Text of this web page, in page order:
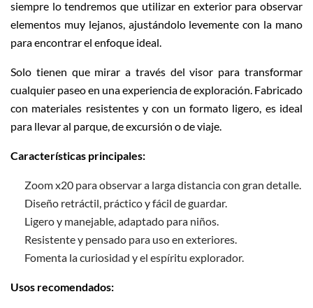
siempre lo tendremos que utilizar en exterior para observar
elementos muy lejanos, ajustándolo levemente con la mano
para encontrar el enfoque ideal.
Solo tienen que mirar a través del visor para transformar
cualquier paseo en una experiencia de exploración. Fabricado
con materiales resistentes y con un formato ligero, es ideal
para llevar al parque, de excursión o de viaje.
Características principales:
Zoom x20 para observar a larga distancia con gran detalle.
Diseño retráctil, práctico y fácil de guardar.
Ligero y manejable, adaptado para niños.
Resistente y pensado para uso en exteriores.
Fomenta la curiosidad y el espíritu explorador.
Usos recomendados: